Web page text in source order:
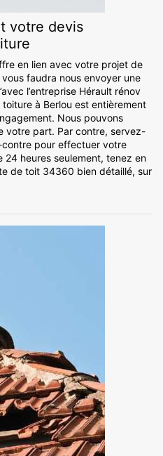
votre devis
en lien avec votre projet de
vous faudra nous envoyer une
l’entreprise Hérault rénov
à Berlou est entièrement
Nous pouvons
votre part. Par contre, servez-
pour effectuer votre
24 heures seulement, tenez en
de toit 34360 bien détaillé, sur